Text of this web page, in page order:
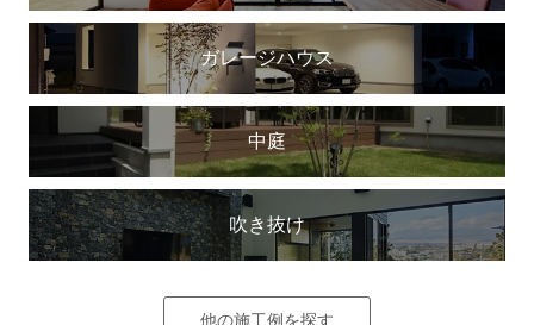
ガレージハウス
中庭
吹き抜け
他の施工例を探す